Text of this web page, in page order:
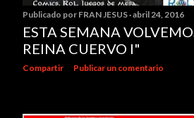
Publicado por FRAN JESUS abril 24, 2016
ESTA SEMANA
REINA CUERVO I"
Compartir Publicar un comentario